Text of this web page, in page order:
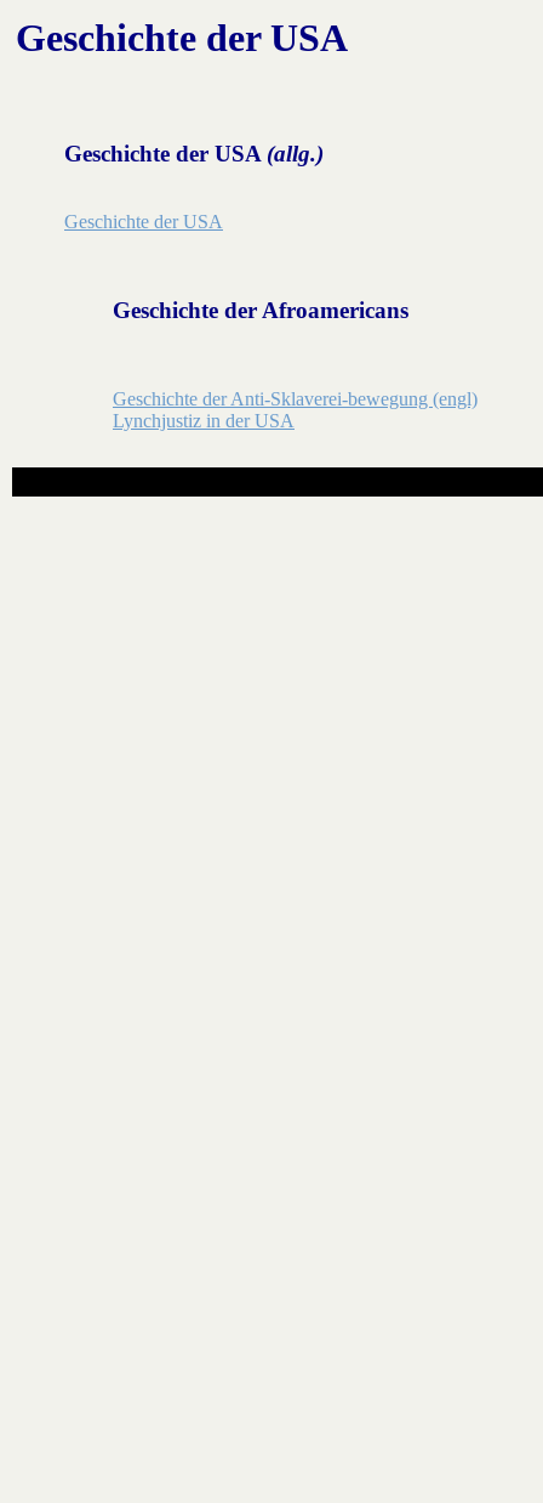
Geschichte der USA
Geschichte der USA (allg.)
Geschichte der USA
Geschichte der Afroamericans
Geschichte der Anti-Sklaverei-bewegung (engl)
Lynchjustiz in der USA